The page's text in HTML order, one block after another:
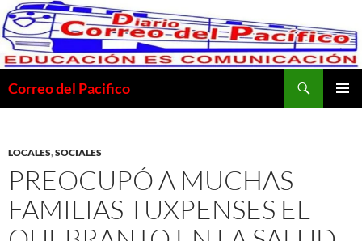
Saltar
al
contenido
Correo del Pacifico
LOCALES,SOCIALES
PREOCUPÓ A MUCHAS
FAMILIAS TUXPENSES EL